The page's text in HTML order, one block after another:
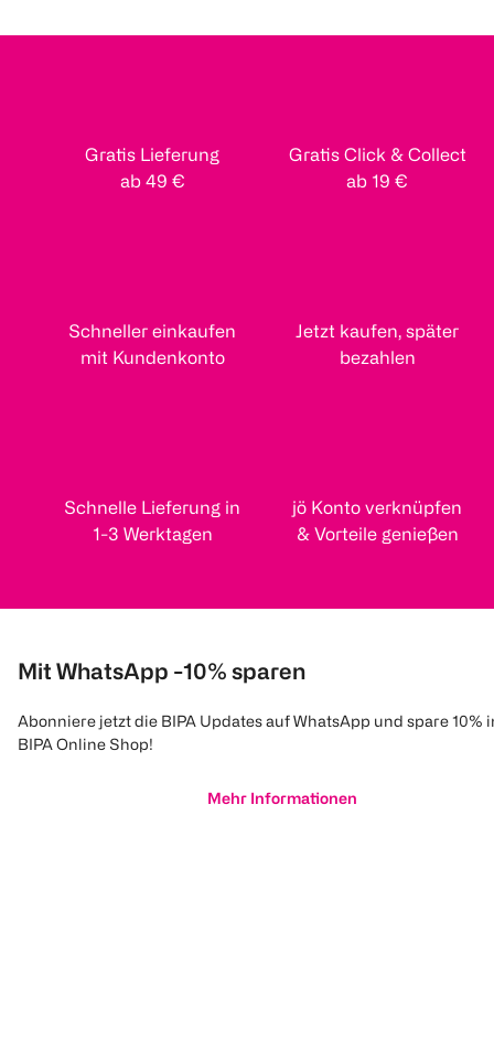
Gratis Lieferung
ab 49 €
Gratis Click & Collect
ab 19 €
Schneller einkaufen
mit Kundenkonto
Jetzt kaufen, später
bezahlen
Schnelle Lieferung in
1-3 Werktagen
jö Konto verknüpfen
& Vorteile genießen
Mit WhatsApp -10% sparen
Abonniere jetzt die BIPA Updates auf WhatsApp und spare 10%
BIPA Online Shop!
Mehr Informationen